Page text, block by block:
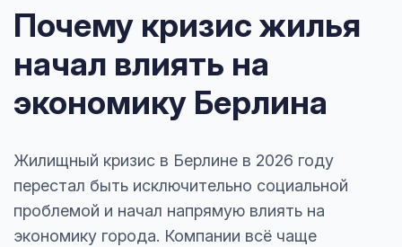
Почему кризис жилья
начал влиять на
экономику Берлина
Жилищный кризис в Берлине в 2026 году
перестал быть исключительно социальной
проблемой и начал напрямую влиять на
экономику города. Компании всё чаще